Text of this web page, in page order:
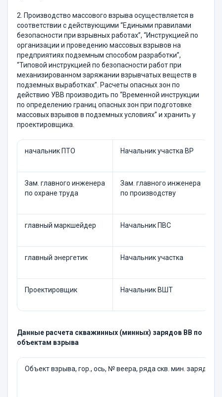
2. Производство массового взрыва осуществляется в
соответствии с действующими “Едиными правилами
безопасности при взрывных работах”, “Инструкцией по
организации и проведению массовых взрывов на
предприятиях подземным способом разработки”,
“Типовой инструкцией по безопасности работ при
механизированном заряжании взрывчатых веществ в
подземных выработках”. Расчеты опасных зон по
действию УВВ производить по “Временной инструкции
по определению границ опасных зон при подготовке
массовых взрывов в подземных условиях” и хранить у
проектировщика.
начальник ПТО Начальник участка ВР
Зам. главного инженера
по охране труда
Зам. главного инженера
по производству
главный маркшейдер Начальник ПВС
главный энергетик Начальник участка
Проектировщик Начальник ВШТ
Данные расчета скважинных (минных) зарядов ВВ по
объектам взрыва
Объект взрыва, гор., ось, № веера, ряда скв. мин. заряда